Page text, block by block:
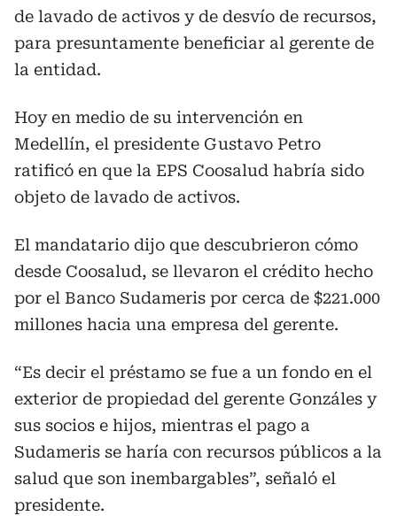
de lavado de activos y de desvío de recursos,
para presuntamente beneficiar al gerente de
la entidad.
Hoy en medio de su intervención en
Medellín, el presidente Gustavo Petro
ratificó en que la EPS Coosalud habría sido
objeto de lavado de activos.
El mandatario dijo que descubrieron cómo
desde Coosalud, se llevaron el crédito hecho
por el Banco Sudameris por cerca de $221.000
millones hacia una empresa del gerente.
“Es decir el préstamo se fue a un fondo en el
exterior de propiedad del gerente Gonzáles y
sus socios e hijos, mientras el pago a
Sudameris se haría con recursos públicos a la
salud que son inembargables”, señaló el
presidente.